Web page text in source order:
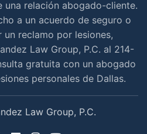
una relación abogado-cliente.
a un acuerdo de seguro o
un reclamo por lesiones,
Law Group, P.C. al 214-
gratuita con un abogado
personales de Dallas.
Law Group, P.C.